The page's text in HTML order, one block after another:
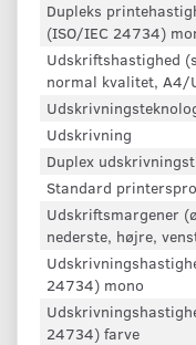
Dupleks
(ISO/IEC 24734)
Udskriftshastighed
normal kvalitet, A4/
Udskrivning
Duplex
Standard
Udskriftsmargener
nederste, højre,
24734) mono
24734) farve